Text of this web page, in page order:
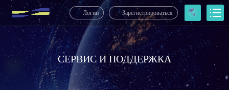
Логин Зарегистрироваться
СЕРВИС И ПОДДЕРЖКА